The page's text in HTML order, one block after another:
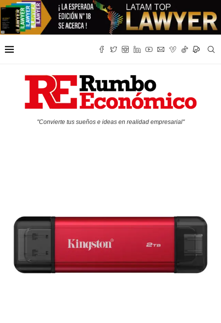
"Convierte tus sueños e ideas en realidad empresarial"